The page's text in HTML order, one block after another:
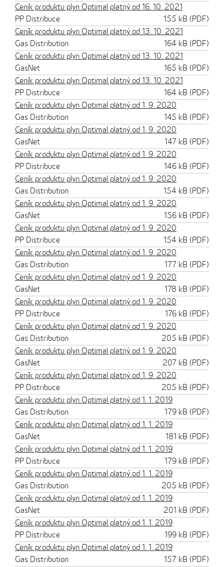
Ceník produktu plyn Optimal platný od 16. 10. 2021
PP Distribuce
155 kB (PDF)
Ceník produktu plyn Optimal platný od 13. 10. 2021
Gas Distribution
164 kB (PDF)
Ceník produktu plyn Optimal platný od 13. 10. 2021
GasNet
165 kB (PDF)
Ceník produktu plyn Optimal platný od 13. 10. 2021
PP Distribuce
164 kB (PDF)
Ceník produktu plyn Optimal platný od 1. 9. 2020
Gas Distribution
145 kB (PDF)
Ceník produktu plyn Optimal platný od 1. 9. 2020
GasNet
147 kB (PDF)
Ceník produktu plyn Optimal platný od 1. 9. 2020
PP Distribuce
146 kB (PDF)
Ceník produktu plyn Optimal platný od 1. 9. 2020
Gas Distribution
154 kB (PDF)
Ceník produktu plyn Optimal platný od 1. 9. 2020
GasNet
156 kB (PDF)
Ceník produktu plyn Optimal platný od 1. 9. 2020
PP Distribuce
154 kB (PDF)
Ceník produktu plyn Optimal platný od 1. 9. 2020
Gas Distribution
177 kB (PDF)
Ceník produktu plyn Optimal platný od 1. 9. 2020
GasNet
178 kB (PDF)
Ceník produktu plyn Optimal platný od 1. 9. 2020
PP Distribuce
176 kB (PDF)
Ceník produktu plyn Optimal platný od 1. 9. 2020
Gas Distribution
205 kB (PDF)
Ceník produktu plyn Optimal platný od 1. 9. 2020
GasNet
207 kB (PDF)
Ceník produktu plyn Optimal platný od 1. 9. 2020
PP Distribuce
205 kB (PDF)
Ceník produktu plyn Optimal platný od 1. 1. 2019
Gas Distribution
179 kB (PDF)
Ceník produktu plyn Optimal platný od 1. 1. 2019
GasNet
181 kB (PDF)
Ceník produktu plyn Optimal platný od 1. 1. 2019
PP Distribuce
179 kB (PDF)
Ceník produktu plyn Optimal platný od 1. 1. 2019
Gas Distribution
205 kB (PDF)
Ceník produktu plyn Optimal platný od 1. 1. 2019
GasNet
201 kB (PDF)
Ceník produktu plyn Optimal platný od 1. 1. 2019
PP Distribuce
199 kB (PDF)
Ceník produktu plyn Optimal platný od 1. 1. 2019
Gas Distribution
157 kB (PDF)